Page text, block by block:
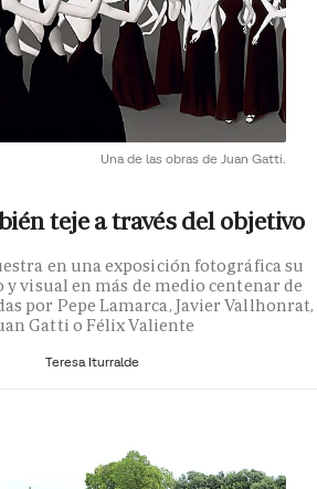
Una de las obras de Juan Gatti.
teje a través del objetivo
en una exposición fotográfica su
visual en más de medio centenar de
por Pepe Lamarca, Javier Vallhonrat,
Gatti o Félix Valiente
Teresa Iturralde